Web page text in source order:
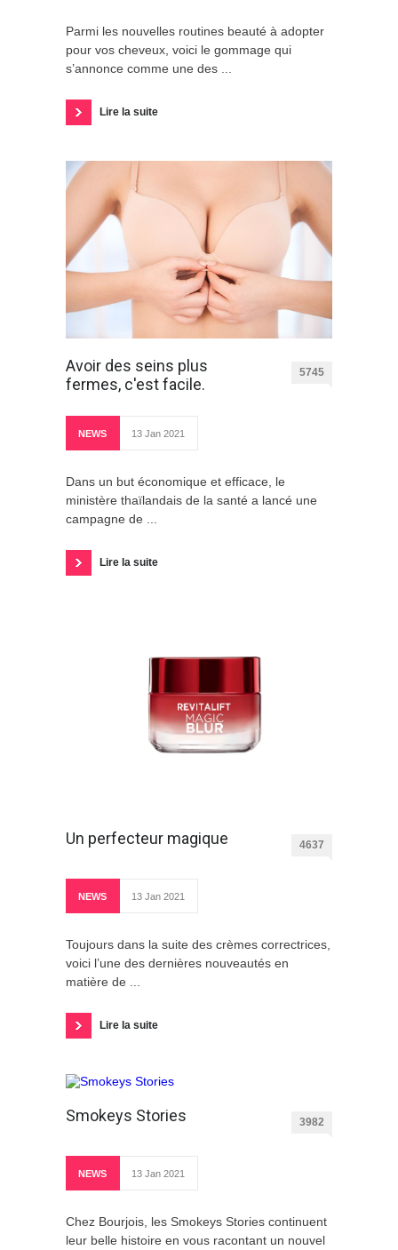
Parmi les nouvelles routines beauté à adopter
pour vos cheveux, voici le gommage qui
s’annonce comme une des ...
Lire la suite
Avoir des seins plus
fermes, c'est facile.
5745
NEWS 13 Jan 2021
Dans un but économique et efficace, le
ministère thaïlandais de la santé a lancé une
campagne de ...
Lire la suite
Un perfecteur magique 4637
NEWS 13 Jan 2021
Toujours dans la suite des crèmes correctrices,
voici l’une des dernières nouveautés en
matière de ...
Lire la suite
Smokeys Stories 3982
NEWS 13 Jan 2021
Chez Bourjois, les Smokeys Stories continuent
leur belle histoire en vous racontant un nouvel